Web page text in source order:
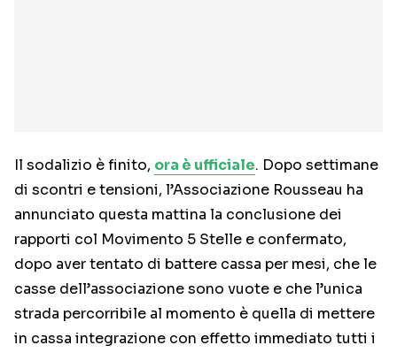
Il sodalizio è finito, ora è ufficiale. Dopo settimane
di scontri e tensioni, l’Associazione Rousseau ha
annunciato questa mattina la conclusione dei
rapporti col Movimento 5 Stelle e confermato,
dopo aver tentato di battere cassa per mesi, che le
casse dell’associazione sono vuote e che l’unica
strada percorribile al momento è quella di mettere
in cassa integrazione con effetto immediato tutti i